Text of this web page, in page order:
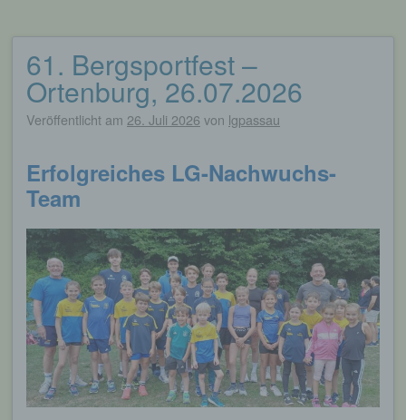
61. Bergsportfest –
Ortenburg, 26.07.2026
Veröffentlicht am 26. Juli 2026 von lgpassau
Erfolgreiches LG-Nachwuchs-
Team